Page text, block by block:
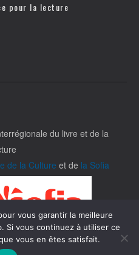
pour la lecture
du livre et de la
de la Culture et de la Sofia
vous garantir la meilleure
Si vous continuez à utiliser ce
vous en êtes satisfait.